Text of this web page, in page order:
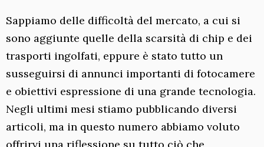
Sappiamo delle difficoltà del mercato, a cui si
sono aggiunte quelle della scarsità di chip e dei
trasporti ingolfati, eppure è stato tutto un
susseguirsi di annunci importanti di fotocamere
e obiettivi espressione di una grande tecnologia.
Negli ultimi mesi stiamo pubblicando diversi
articoli, ma in questo numero abbiamo voluto
offrirvi una riflessione su tutto ciò che